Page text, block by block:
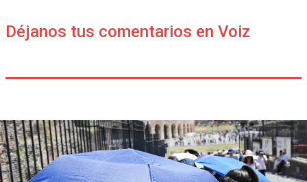
Déjanos tus comentarios en Voiz